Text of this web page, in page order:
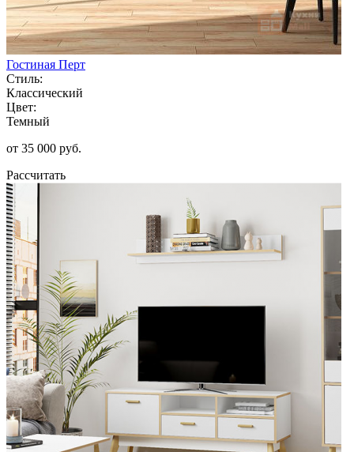
Гостиная Перт
Стиль:
Классический
Цвет:
Темный
от 35 000 руб.
Рассчитать